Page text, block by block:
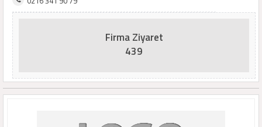
Firma Ziyaret
439